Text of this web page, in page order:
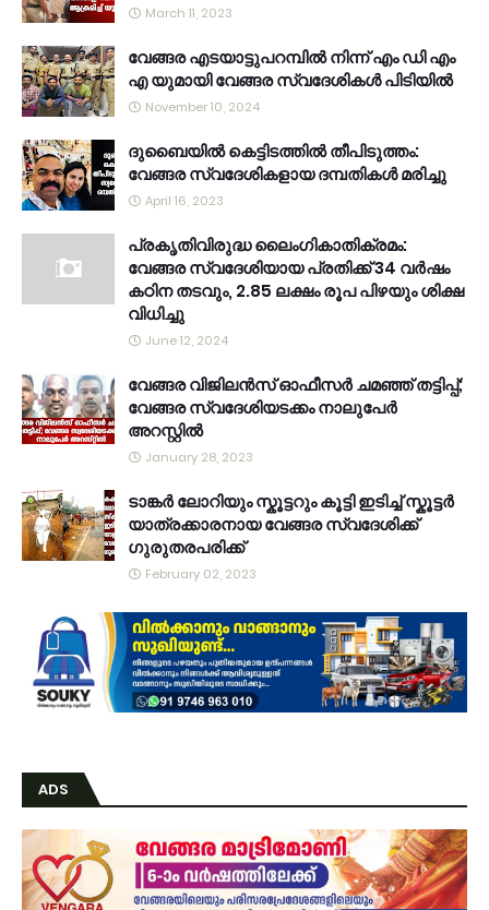
March 11, 2023
വേങ്ങര എടയാട്ടുപറമ്പിൽ നിന്ന് എം ഡി എം
എ യുമായി വേങ്ങര സ്വദേശികൾ പിടിയിൽ
November 10, 2024
ദുബൈയിൽ കെട്ടിടത്തിൽ തീപിടുത്തം:
വേങ്ങര സ്വദേശികളായ ദമ്പതികൾ മരിച്ചു
April 16, 2023
പ്രകൃതിവിരുദ്ധ ലൈംഗികാതിക്രമം:
വേങ്ങര സ്വദേശിയായ പ്രതിക്ക് 34 വര്‍ഷം
കഠിന തടവും, 2.85 ലക്ഷം രൂപ പിഴയും ശിക്ഷ
വിധിച്ചു
June 12, 2024
വേങ്ങര വിജിലൻസ് ഓഫീസർ ചമഞ്ഞ് തട്ടിപ്പ്;
വേങ്ങര സ്വദേശിയടക്കം നാലുപേർ
അറസ്റ്റിൽ
January 28, 2023
ടാങ്കർ ലോറിയും സ്കൂട്ടറും കൂട്ടി ഇടിച്ച് സ്കൂട്ടർ
യാത്രക്കാരനായ വേങ്ങര സ്വദേശിക്ക്
ഗുരുതരപരിക്ക്
February 02, 2023
ADS